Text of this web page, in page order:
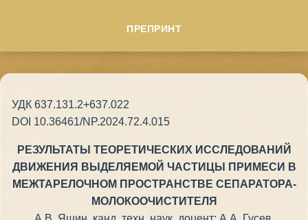
ПРЕПРИНТ
УДК 637.131.2+637.022
DOI 10.36461/NP.2024.72.4.015
РЕЗУЛЬТАТЫ ТЕОРЕТИЧЕСКИХ ИССЛЕДОВАНИЙ
ДВИЖЕНИЯ ВЫДЕЛЯЕМОЙ ЧАСТИЦЫ ПРИМЕСИ В
МЕЖТАРЕЛОЧНОМ ПРОСТРАНСТВЕ СЕПАРАТОРА-
МОЛОКООЧИСТИТЕЛЯ